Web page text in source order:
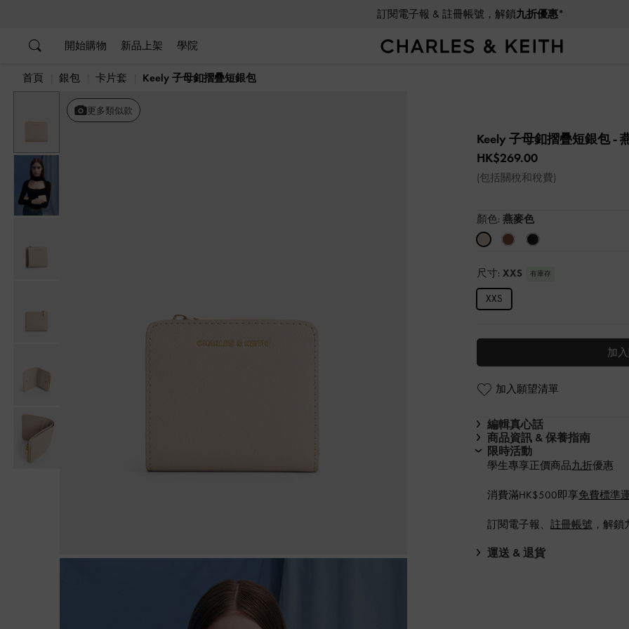
訂閱電子報 & 註冊帳號，解鎖九折優惠*
開始購物 新品上架 學院
首頁 銀包 卡片套 Keely 子母釦摺疊短銀包
更多類似款
Keely 子母釦摺疊短銀包 -
HK$269.00
(包括關稅和稅費)
顏色: 燕麥色
尺寸: XXS 有庫存
XXS
加
加入願望清單
編輯真心話
商品資訊 & 保養指南
限時活動
學生專享正價商品九折優惠
消費滿HK$500即享免費標準
訂閱電子報、 註冊帳號 ，解
運送 & 退貨